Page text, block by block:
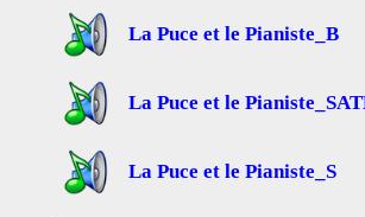
La Puce et le Pianiste_B
La Puce et le
La Puce et le Pianiste_S